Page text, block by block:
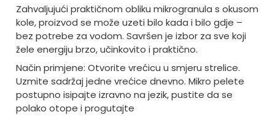
Zahvaljujući praktičnom obliku mikrogranula s okusom
kole, proizvod se može uzeti bilo kada i bilo gdje –
bez potrebe za vodom. Savršen je izbor za sve koji
žele energiju brzo, učinkovito i praktično.
Način primjene: Otvorite vrećicu u smjeru strelice.
Uzmite sadržaj jedne vrećice dnevno. Mikro pelete
postupno isipajte izravno na jezik, pustite da se
polako otope i progutajte